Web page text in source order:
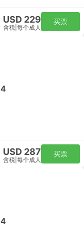
USD 229
含税 每个成人
买票
USD 287
含税 每个成人
买票